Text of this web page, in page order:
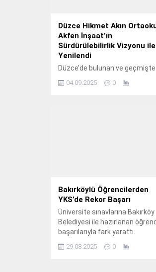
Düzce Hikmet Akın
Akfen İnşaat’ın
Sürdürülebilirlik Vizyonu ile
Yenilendi
Düzce’de bulunan ve geçmişte
Akfen Grubu tarafından Millî
Bakanlığı’na bağışlanan Hikmet
04.09.2025 0
Bakırköylü Öğrencilerden
YKS’de Rekor Başarı
Üniversite sınavlarına Bakırköy
Belediyesi ile hazırlanan
başarılarıyla fark yarattı.
29.08.2025 0